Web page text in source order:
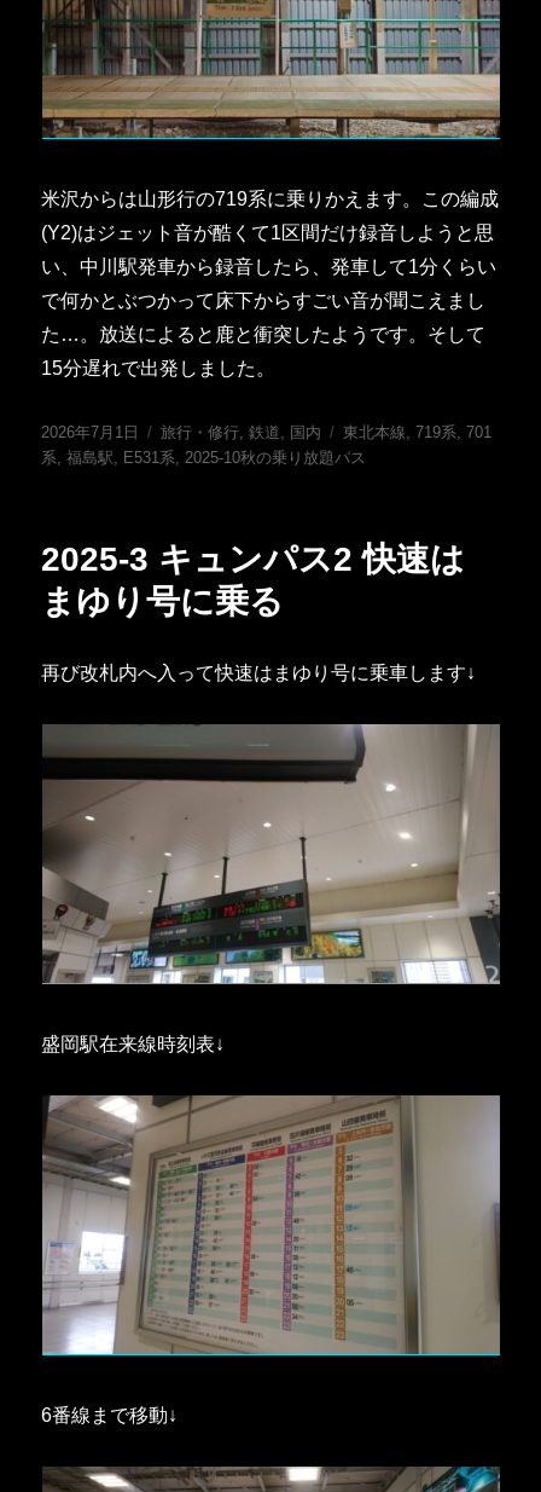
米沢からは山形行の719系に乗りかえます。この編成
(Y2)はジェット音が酷くて1区間だけ録音しようと思
い、中川駅発車から録音したら、発車して1分くらい
で何かとぶつかって床下からすごい音が聞こえまし
た…。放送によると鹿と衝突したようです。そして
15分遅れで出発しました。
投
稿
2026年7月1日
カ
テ
旅行・修行,鉄道, 国内
タ
グ
東北本線,719系,701
系,福島駅, E531系,2025-10秋の乗り放題パス
2025-3 キュンパス2 快速は
まゆり号に乗る
再び改札内へ入って快速はまゆり号に乗車します↓
盛岡駅在来線時刻表↓
6番線まで移動↓